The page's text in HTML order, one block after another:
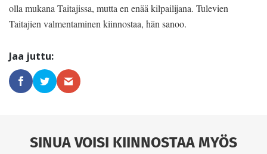
olla mukana Taitajissa, mutta en enää kilpailijana. Tulevien
Taitajien valmentaminen kiinnostaa, hän sanoo.
SINUA VOISI KIINNOSTAA MYÖS